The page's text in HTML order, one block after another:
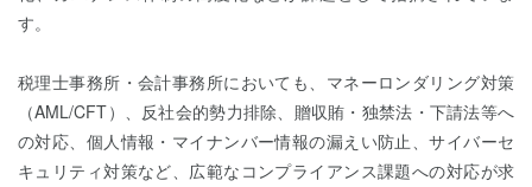
す。
税理士事務所・会計事務所においても、マネーロンダリング対策
（AML/CFT）、反社会的勢力排除、贈収賄・独禁法・下請法等へ
の対応、個人情報・マイナンバー情報の漏えい防止、サイバーセ
キュリティ対策など、広範なコンプライアンス課題への対応が求